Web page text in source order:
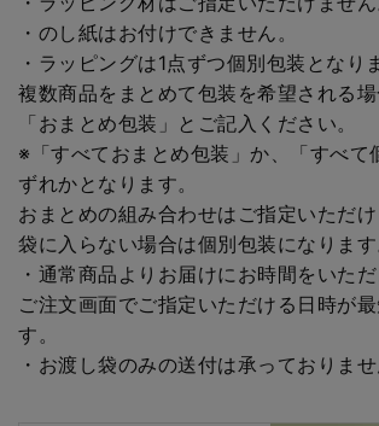
・のし紙はお付けできません。
・ラッピングは1点ずつ個別包装となり
複数商品をまとめて包装を希望される
「おまとめ包装」とご記入ください。
※「すべておまとめ包装」か、「すべて
ずれかとなります。
おまとめの組み合わせはご指定いただけ
袋に入らない場合は個別包装になります
・通常商品よりお届けにお時間をいただ
ご注文画面でご指定いただける日時が
す。
・お渡し袋のみの送付は承っておりませ